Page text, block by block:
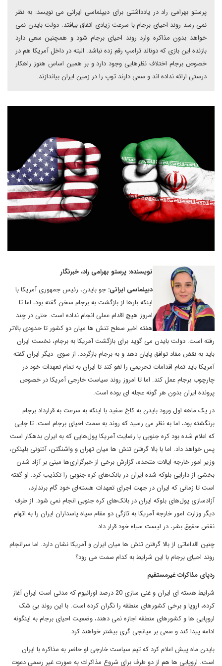
پرستو بهرامی راد در یادداشتی برای دیپلماسی ایرانی می نویسد: به نظر
نمی رسد روند احیای برجام با سرعت زیادی اتفاق بیافتد. دولت بایدن نمی
خواهد بدون مذاکره وارد روند احیای برجام شود و همچنین سعی دارد
بازنده این بازی که دونالد ترامپ رقم زده نباشد. البته در داخل آمریکا هم در
خصوص برجام اختلاف نظرهایی وجود دارد و بر همین اساس هنوز راهکار
درستی ارائه نداده اند و سعی دارند توپ را در زمین ایران بیاندازند.
نویسنده: پرستو بهرامی راد، خبرنگار
دیپلماسی ایرانی: جو بایدن، رئیس جمهوری آمریکا با
اینکه بارها از بازگشت به برجام سخن گفته بود، اما تا
امروز هیچ اقدام عملی انجام نداده است. حتی در چند
هفته اخیر سطح تنش ها میان دو کشور تا حدودی بالاتر
رفته است. دولت بایدن می گوید برای بازگشت آمریکا به برجام، نخست ایران
باید به نقض مفاد توافق پایان دهد و به برجام بازگردد. از سوی دیگر ایران گفته
آمریکا باید تمام اقدامات تحریمی را لغو کند تا ایران به تمام تعهدات خود در
چارچوب برجام عمل کند. اما تا امروز روند سیاست خارجی آمریکا در خصوص
پرونده ایران بدون هر گونه عجله ای بوده است.
در یک ماهه اول ورود بایدن به کاخ سفید با اینکه به سرعت به قرارداد برجام
برنگشته بود، اما به نظر می رسید که روند به سمت احیای برجام است. تا جایی
که اعلام شده بود کره جنوبی با رضایت آمریکا پول‌هایی که به ایران بدهکار است
پس خواهد داد. اما با بالا گرفتن تنش ها میان تهران و واشنگتن، آنتونی بلینکن،
وزیر امور خارجه ایالات متحده، گزارش برخی از خبرگزاری‌ها مبنی بر آزاد شدن
بخشی از دارایی بلوکه شده ایران در بانک‌های کره جنوبی را تکذیب کرد. او گفته
است تا زمانی که ایران در جهت اجرای تعهدات هسته‌ای خود گام برندارد،
آزادسازی پول‌های بلوکه ایران در بانک‌های کره جنوبی انجام نمی شود. از طرف
دیگر وزارت امور خارجه آمریکا به تازگی دو مقام سپاه پاسداران ایران را به اتهام
نقض حقوق بشر، در لیست سیاه خود قرار داد.
چنین اقداماتی از بالا گرفتن تنش ها میان ایران و آمریکا نشان دارد. اما سرانجام
روند احیای برجام با این شرایط به کدام سمت می رود؟
ردپای مذاکرات غیرمستقیم
شرایط هسته ای ایران و غنی سازی 20 درصد اورانیوم که مدتی است ایران آغاز
کرده، اروپا و برخی کشورهای منطقه را نگران کرده است. با این روند بی شک
اروپایی ها و کشورهای منطقه اجازه نمی دهند، وضعیت احیای برجام به اینگونه
ادامه پیدا کند و سعی بر میانجی گری بیشتر خواهند کرد.
بایدن ماه پیش اعلام کرد که تیم سیاست خارجی او حاضر به مذاکره با ایران
است. اروپایی ها هم از دو طرف برای شروع مذاکرات به صورت غیر رسمی دعوت